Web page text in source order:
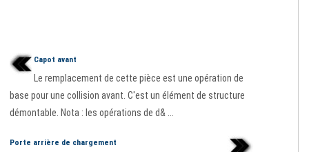
Capot avant
Le remplacement de cette pièce est une opération de
base pour une collision avant. C'est un élément de structure
démontable. Nota : les opérations de d& ...
Porte arrière de chargement